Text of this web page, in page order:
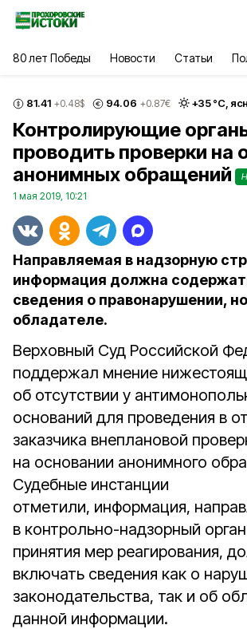
80 лет Победы Новости Статьи
81.41 +0.48$ 94.06 +0.87€ +35°С,
Контролирующие
проводить проверки на
анонимных обращений
1 мая 2019, 10:21
Направляемая в надзорную
информация должна
сведения о правонарушении,
обладателе.
Верховный Суд Российской
поддержал мнение
об отсутствии у
оснований для проведения в
заказчика внеплановой
на основании анонимного
Судебные инстанции
отметили, информация,
в контрольно-надзорный
принятия мер реагирования,
включать сведения как о
законодательства, так и об
данной информации.